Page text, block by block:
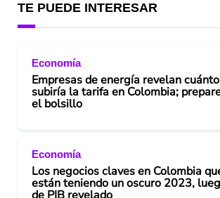
TE PUEDE INTERESAR
Economía
Empresas de energía revelan cuánto
subiría la tarifa en Colombia;
el bolsillo
Economía
Los negocios claves en Colombia
están teniendo un oscuro 2023,
de PIB revelado